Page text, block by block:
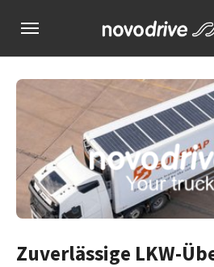
Zuverlässige LKW-